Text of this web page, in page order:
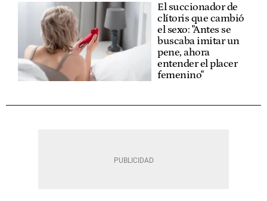
El succionador de
clítoris que cambió
el sexo: "Antes se
buscaba imitar un
pene, ahora
entender el placer
femenino"